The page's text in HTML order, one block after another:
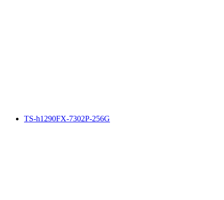
TS-h1290FX-7302P-256G